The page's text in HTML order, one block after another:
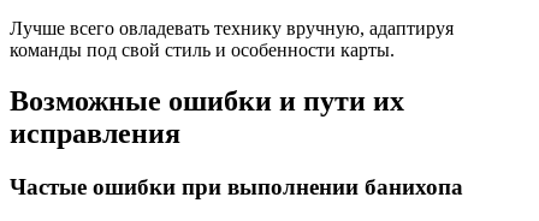
Лучше всего овладевать технику вручную, адаптируя
команды под свой стиль и особенности карты.
Возможные ошибки и пути их
исправления
Частые ошибки при выполнении банихопа